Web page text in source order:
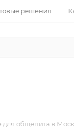
решения
для общепита в